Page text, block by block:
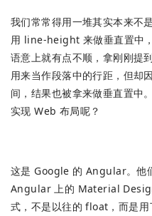
我们常常得用一堆其实本来不
用 line-height 来做垂直置中
语意上就有点不顺，拿刚刚
用来当作段落中的行距，但却
间，结果也被拿来做垂直置中
实现 Web 布局呢？
这是 Google 的 Angular。他
Angular 上的 Material
式，不是以往的 float，而是用